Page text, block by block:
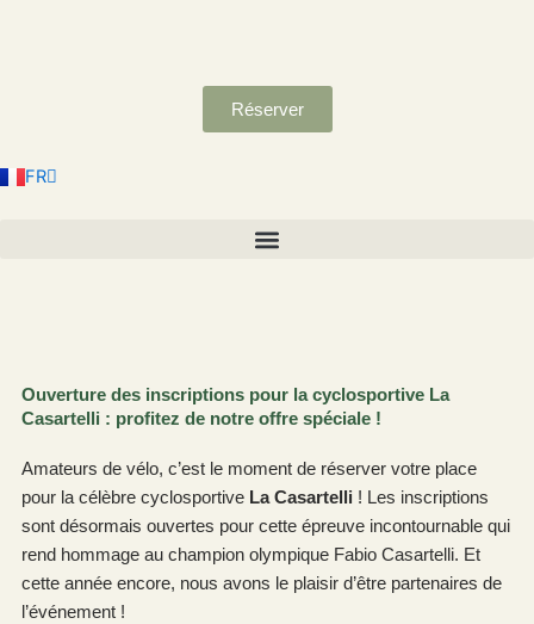
Réserver
FR
DE
Ouverture des inscriptions pour la cyclosportive La
Casartelli : profitez de notre offre spéciale !
Amateurs de vélo, c’est le moment de réserver votre place
pour la célèbre cyclosportive La Casartelli ! Les inscriptions
sont désormais ouvertes pour cette épreuve incontournable qui
rend hommage au champion olympique Fabio Casartelli. Et
cette année encore, nous avons le plaisir d’être partenaires de
l’événement !